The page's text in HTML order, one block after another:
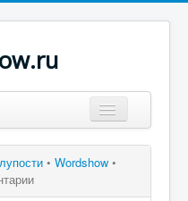
• Wordshow •